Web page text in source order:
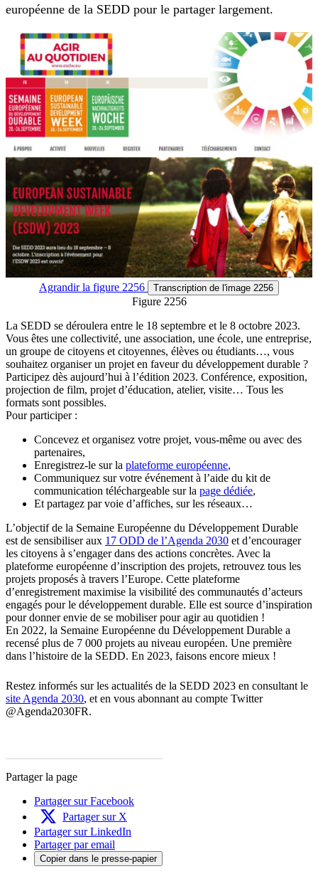
européenne de la SEDD pour le partager largement.
Agrandirla figure 2256 Transcription de l'image 2256
Figure 2256
La SEDD se déroulera entre le 18 septembre et le 8 octobre 2023.
Vous êtes une collectivité, une association, une école, une entreprise,
un groupe de citoyens et citoyennes, élèves ou étudiants…, vous
souhaitez organiser un projet en faveur du développement durable ?
Participez dès aujourd’hui à l’édition 2023. Conférence, exposition,
projection de film, projet d’éducation, atelier, visite… Tous les
formats sont possibles.
Pour participer :
Concevez et organisez votre projet, vous-même ou avec des
partenaires,
Enregistrez-le sur la plateforme européenne,
Communiquez sur votre événement à l’aide du kit de
communication téléchargeable sur la page dédiée,
Et partagez par voie d’affiches, sur les réseaux…
L’objectif de la Semaine Européenne du Développement Durable
est de sensibiliser aux 17 ODD de l’Agenda 2030 et d’encourager
les citoyens à s’engager dans des actions concrètes. Avec la
plateforme européenne d’inscription des projets, retrouvez tous les
projets proposés à travers l’Europe. Cette plateforme
d’enregistrement maximise la visibilité des communautés d’acteurs
engagés pour le développement durable. Elle est source d’inspiration
pour donner envie de se mobiliser pour agir au quotidien !
En 2022, la Semaine Européenne du Développement Durable a
recensé plus de 7 000 projets au niveau européen. Une première
dans l’histoire de la SEDD. En 2023, faisons encore mieux !
Restez informés sur les actualités de la SEDD 2023 en consultant le
site Agenda 2030, et en vous abonnant au compte Twitter
@Agenda2030FR.
Partager la page
Partager sur Facebook
Partager sur X
Partager sur LinkedIn
Partager par email
Copier dans le presse-papier